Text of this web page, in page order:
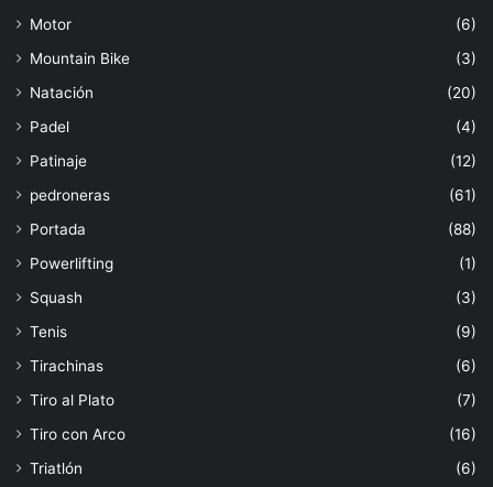
Motor
(6)
Mountain Bike
(3)
Natación
(20)
Padel
(4)
Patinaje
(12)
pedroneras
(61)
Portada
(88)
Powerlifting
(1)
Squash
(3)
Tenis
(9)
Tirachinas
(6)
Tiro al Plato
(7)
Tiro con Arco
(16)
Triatlón
(6)